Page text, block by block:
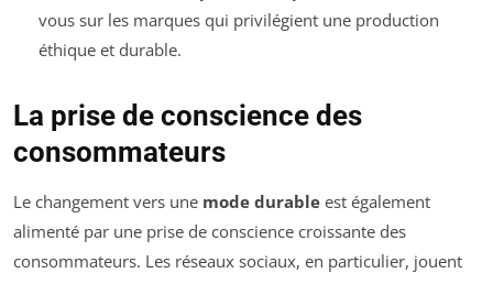
vous sur les marques qui privilégient une production
éthique et durable.
La prise de conscience des
consommateurs
Le changement vers une mode durable est également
alimenté par une prise de conscience croissante des
consommateurs. Les réseaux sociaux, en particulier, jouent